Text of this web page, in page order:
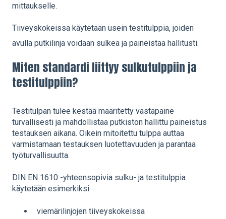
mittaukselle.
Tiiveyskokeissa käytetään usein testitulppia, joiden
avulla putkilinja voidaan sulkea ja paineistaa hallitusti.
Miten standardi liittyy sulkutulppiin ja
testitulppiin?
Testitulpan tulee kestää määritetty vastapaine
turvallisesti ja mahdollistaa putkiston hallittu paineistus
testauksen aikana. Oikein mitoitettu tulppa auttaa
varmistamaan testauksen luotettavuuden ja parantaa
työturvallisuutta.
DIN EN 1610 -yhteensopivia sulku- ja testitulppia
käytetään esimerkiksi:
viemärilinjojen tiiveyskokeissa